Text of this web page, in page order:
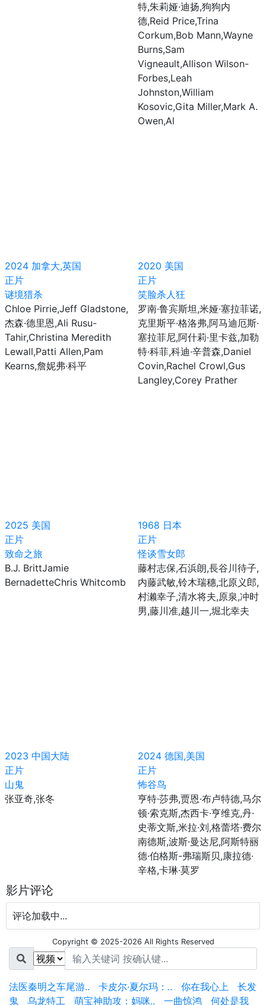
特,朱莉娅·迪扬,狗狗内
德,Reid Price,Trina
Corkum,Bob Mann,Wayne
Burns,Sam
Vigneault,Allison Wilson-
Forbes,Leah
Johnston,William
Kosovic,Gita Miller,Mark A.
Owen,Al
2024 加拿大,英国
正片
谜境猎杀
Chloe Pirrie,Jeff Gladstone,
杰森·德里恩,Ali Rusu-
Tahir,Christina Meredith
Lewall,Patti Allen,Pam
Kearns,詹妮弗·科平
2020 美国
正片
笑脸杀人狂
罗南·鲁宾斯坦,米娅·塞拉菲诺,
克里斯平·格洛弗,阿马迪厄斯·
塞拉菲尼,阿什莉·里卡兹,加勒
特·科菲,科迪·辛普森,Daniel
Covin,Rachel Crowl,Gus
Langley,Corey Prather
2025 美国
正片
致命之旅
B.J. BrittJamie
BernadetteChris Whitcomb
1968 日本
正片
怪谈雪女郎
藤村志保,石浜朗,長谷川待子,
内藤武敏,铃木瑞穗,北原义郎,
村濑幸子,清水将夫,原泉,冲时
男,藤川准,越川一,堀北幸夫
2023 中国大陆
正片
山鬼
张亚奇,张冬
2024 德国,美国
正片
怖谷鸟
亨特·莎弗,贾恩·布卢特德,马尔
顿·索克斯,杰西卡·亨维克,丹·
史蒂文斯,米拉·刘,格蕾塔·费尔
南德斯,波斯·曼达尼,阿斯特丽
德·伯格斯-弗瑞斯贝,康拉德·
辛格,卡琳·莫罗
影片评论
评论加载中...
Copyright © 2025-2026 All Rights Reserved
法医秦明之车尾游.. 卡皮尔·夏尔玛：.. 你在我心上
长发
鬼
乌龙特工 萌宝神助攻：妈咪.. 一曲惊鸿 何处是我